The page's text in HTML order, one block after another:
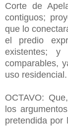
Corte de
contiguos;
que lo
el predio
existentes; y
comparables,
uso residencial.
OCTAVO:
los
pretendida por